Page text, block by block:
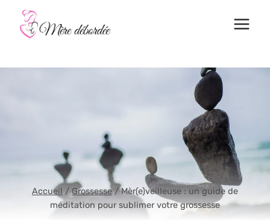
contenu
Accueil / Grossesse / Mèr(e)veilleuse : un guide de
méditation pour sublimer votre grossesse